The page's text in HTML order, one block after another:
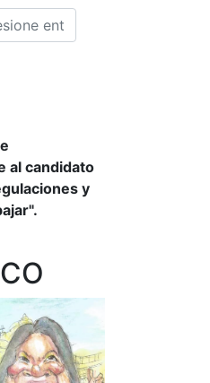
al candidato
y